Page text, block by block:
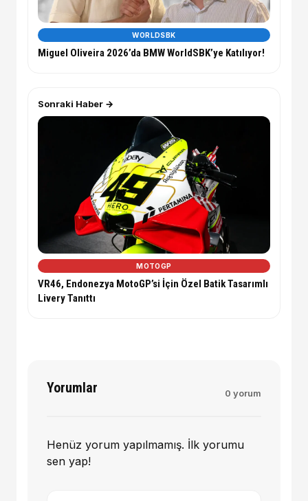
WORLDSBK
Miguel Oliveira 2026’da BMW WorldSBK’ye Katılıyor!
Sonraki Haber →
MOTOGP
VR46, Endonezya MotoGP’si İçin Özel Batik Tasarımlı
Livery Tanıttı
Yorumlar 0 yorum
Henüz yorum yapılmamış. İlk yorumu
sen yap!